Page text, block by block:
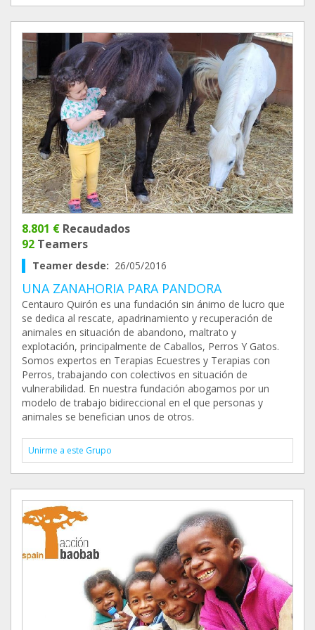
8.801 € Recaudados
92 Teamers
Teamer desde: 26/05/2016
UNA ZANAHORIA PARA PANDORA
Centauro Quirón es una fundación sin ánimo de lucro que
se dedica al rescate, apadrinamiento y recuperación de
animales en situación de abandono, maltrato y
explotación, principalmente de Caballos, Perros Y Gatos.
Somos expertos en Terapias Ecuestres y Terapias con
Perros, trabajando con colectivos en situación de
vulnerabilidad. En nuestra fundación abogamos por un
modelo de trabajo bidireccional en el que personas y
animales se benefician unos de otros.
Unirme a este Grupo